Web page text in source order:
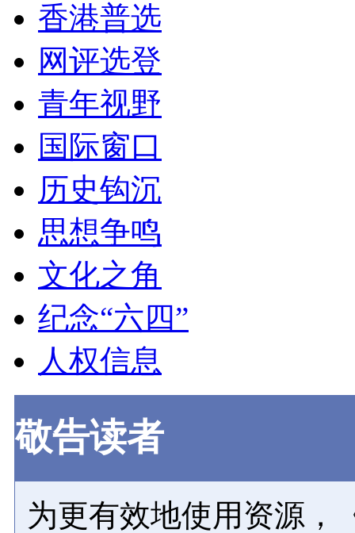
香港普选
网评选登
青年视野
国际窗口
历史钩沉
思想争鸣
文化之角
纪念“六四”
人权信息
敬告读者
为更有效地使用资源，